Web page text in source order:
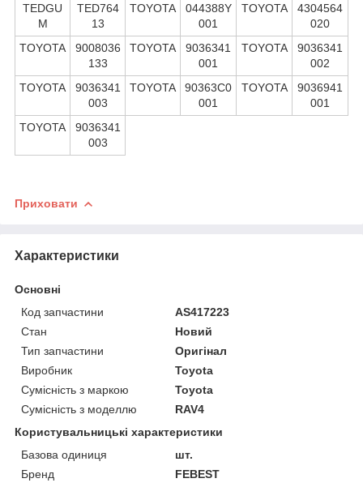
TEDGU
M
TED764
13
TOYOTA
044388Y
001
TOYOTA
4304564
020
TOYOTA
9008036
133
TOYOTA
9036341
001
TOYOTA
9036341
002
TOYOTA
9036341
003
TOYOTA
90363C0
001
TOYOTA
9036941
001
TOYOTA
9036341
003
Приховати
Характеристики
Основні
Код запчастини
AS417223
Стан
Новий
Тип запчастини
Оригінал
Виробник
Toyota
Сумісність з маркою
Toyota
Сумісність з моделлю
RAV4
Користувальницькі характеристики
Базова одиниця
шт.
Бренд
FEBEST